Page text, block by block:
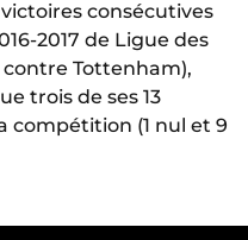
consécutives
2017 de Ligue des
Tottenham),
trois de ses 13
compétition (1 nul et 9